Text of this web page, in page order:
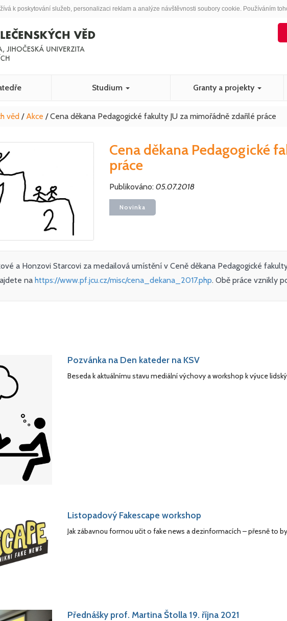
k poskytování služeb, personalizaci reklam a analýze návštěvnosti soubory cookie. Používáním
Studium Granty a projekty
věd /Akce /Cena děkana Pedagogické fakulty JU za mimořádně zdařilé práce
Cena děkana Pedagogické
práce
Publikováno: 05.07.2018
Novinka
a Honzovi Starcovi za medailová umístění v Ceně děkana Pedagogické
na https://www.pf.jcu.cz/misc/cena_dekana_2017.php. Obě práce vznikly
Pozvánka na Den kateder na KSV
Beseda k aktuálnímu stavu mediální výchovy a workshop k výuce
Listopadový Fakescape workshop
Jak zábavnou formou učit o fake news a dezinformacích – přesně to
Přednášky prof. Martina Štolla 19. října 2021